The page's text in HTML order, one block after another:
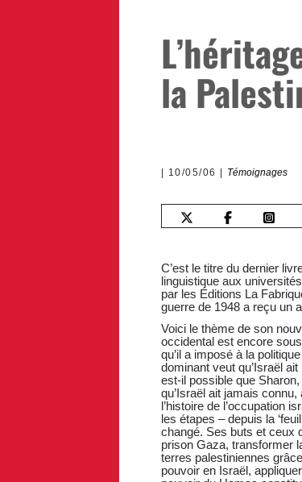
la
10/05/06 Témoignages
C’est le titre du dernier
linguistique aux
par les Éditions La
guerre de 1948 a reçu un
Voici le thème de son
occidental est encore
qu’il a imposé à la
dominant veut qu’Israël
est-il possible que
qu’Israël ait jamais
l’histoire de l’occupation
les étapes – depuis la
changé. Ses buts et ceux
prison Gaza, transformer
terres palestiniennes
pouvoir en Israël,